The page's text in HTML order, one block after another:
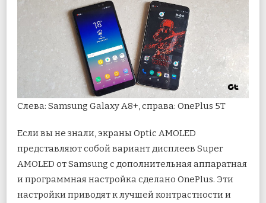
Слева: Samsung Galaxy A8+, справа: OnePlus 5T
Если вы не знали, экраны Optic AMOLED
представляют собой вариант дисплеев Super
AMOLED от Samsung с дополнительная аппаратная
и программная настройка сделано OnePlus. Эти
настройки приводят к лучшей контрастности и